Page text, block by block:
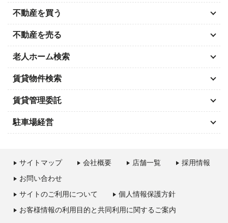
不動産を買う
不動産を売る
老人ホーム検索
賃貸物件検索
賃貸管理委託
駐車場経営
サイトマップ 会社概要 店舗一覧
採用情報
お問い合わせ
サイトのご利用について
個人情報保護方針
お客様情報の利用目的と共同利用に関するご案内